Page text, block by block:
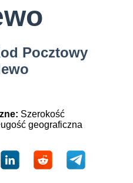
Pocztowy
Szerokość
geograficzna